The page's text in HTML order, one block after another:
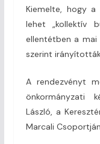
Kiemelte, hogy
lehet „kollektív
ellentétben a mai
szerint
A rendezvényt
önkormányzati
László, a
Marcali